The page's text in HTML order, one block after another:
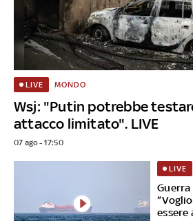
Wsj: "Putin potrebbe
attacco limitato". LIVE
LIVE MONDO
07 ago - 17:50
Guerra
essere
LIVE